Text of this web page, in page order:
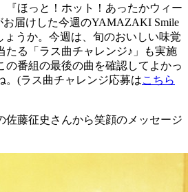
『ほっと！ホット！あったかウィー
届けした今週のYAMAZAKI Smile
ょうか。今週は、旬のおいしい味覚
たる「ラス曲チャレンジ♪」も実施
の番組の最後の曲を確認してよかっ
。(ラス曲チャレンジ応募はこちら
佐藤征史さんから笑顔のメッセージ